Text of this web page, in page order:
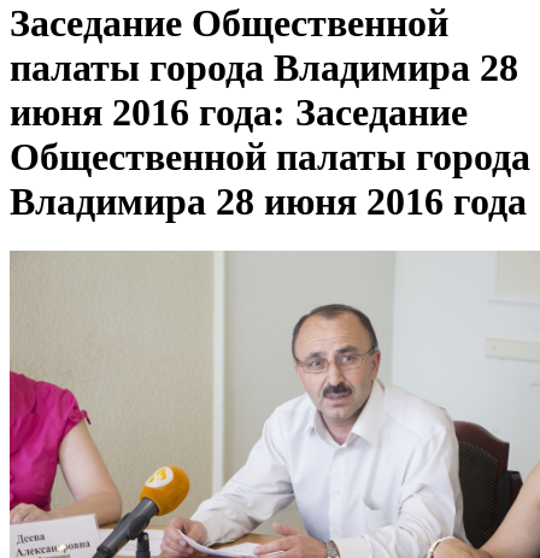
Заседание Общественной
палаты города Владимира 28
июня 2016 года: Заседание
Общественной палаты города
Владимира 28 июня 2016 года